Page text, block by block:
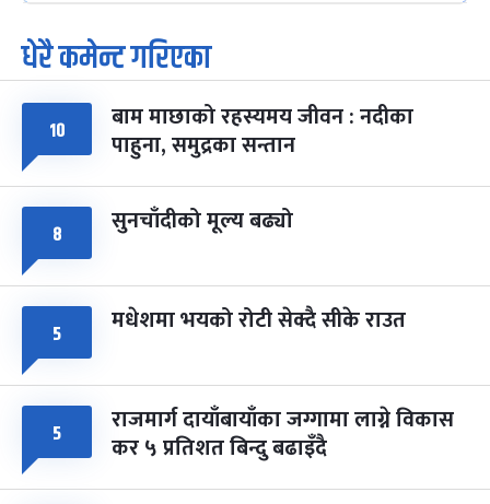
७
आइत
पूर्णिमा व्रत
चैत्र ७, २०८३-Mar 21, 2027
८ फागुपूर्णिमा
चैत्र ८, २०८३-Mar 22, 2027
७ महिना बाँकी
धेरै कमेन्ट गरिएका
१० बाम माछाको रहस्यमय जीवन : नदीका
पाहुना, समुद्रका सन्तान
८ सुनचाँदीको मूल्य बढ्यो
५ मधेशमा भयको रोटी सेक्दै सीके राउत
५ राजमार्ग दायाँबायाँका जग्गामा लाग्ने विकास
कर ५ प्रतिशत बिन्दु बढाइँदै